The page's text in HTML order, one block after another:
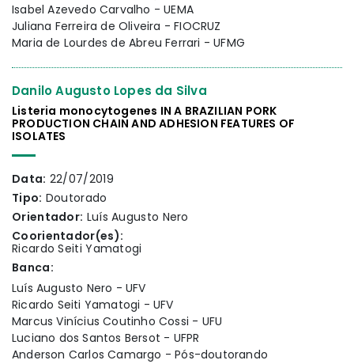
Isabel Azevedo Carvalho - UEMA
Juliana Ferreira de Oliveira - FIOCRUZ
Maria de Lourdes de Abreu Ferrari - UFMG
Danilo Augusto Lopes da Silva
Listeria monocytogenes IN A BRAZILIAN PORK
PRODUCTION CHAIN AND ADHESION FEATURES OF
ISOLATES
Data: 22/07/2019
Tipo: Doutorado
Orientador: Luís Augusto Nero
Coorientador(es):
Ricardo Seiti Yamatogi
Banca:
Luís Augusto Nero - UFV
Ricardo Seiti Yamatogi - UFV
Marcus Vinícius Coutinho Cossi - UFU
Luciano dos Santos Bersot - UFPR
Anderson Carlos Camargo - Pós-doutorando